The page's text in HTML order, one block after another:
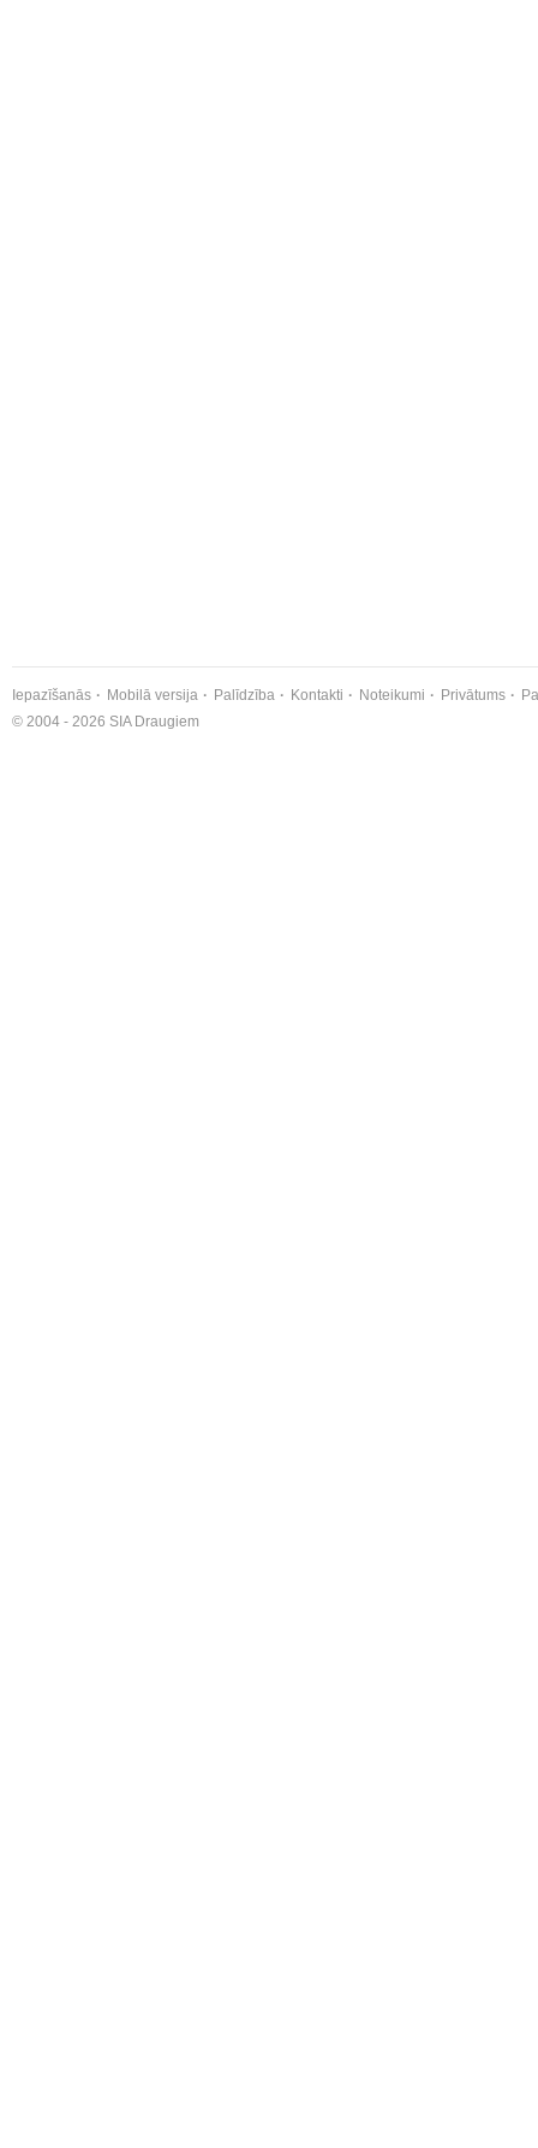
Iepazīšanās Mobilā versija Palīdzība Kontakti Noteikumi Privātums
© 2004 - 2026 SIA Draugiem